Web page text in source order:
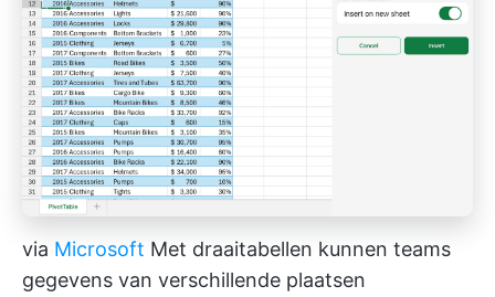
via Microsoft Met draaitabellen kunnen teams
gegevens van verschillende plaatsen